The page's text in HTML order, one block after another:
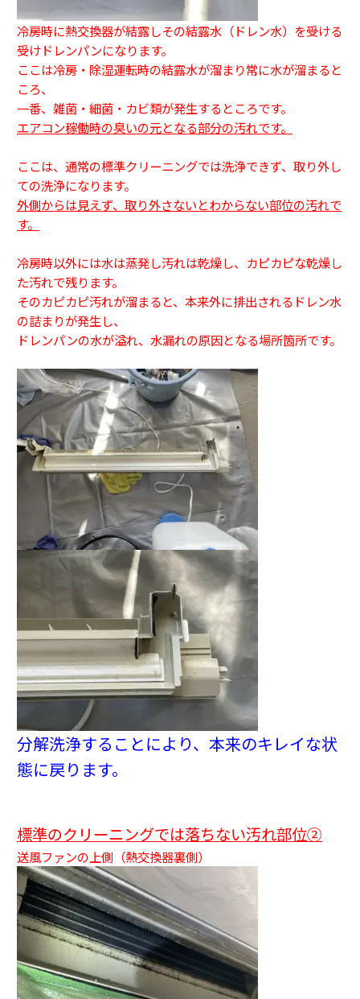
冷房時に熱交換器が結露しその結露水（ドレン水）を受ける
受けドレンパンになります。
ここは冷房・除湿運転時の結露水が溜まり常に水が溜まると
ころ、
一番、雑菌・細菌・カビ類が発生するところです。
エアコン稼働時の臭いの元となる部分の汚れです。
ここは、通常の標準クリーニングでは洗浄できず、取り外し
ての洗浄になります。
外側からは見えず、取り外さないとわからない部位の汚れで
す。
冷房時以外には水は蒸発し汚れは乾燥し、カピカピな乾燥し
た汚れで残ります。
そのカピカピ汚れが溜まると、本来外に排出されるドレン水
の詰まりが発生し、
ドレンパンの水が溢れ、水漏れの原因となる場所箇所です。
分解洗浄することにより、本来のキレイな状
態に戻ります。
標準のクリーニングでは落ちない汚れ部位②
送風ファンの上側（熱交換器裏側）